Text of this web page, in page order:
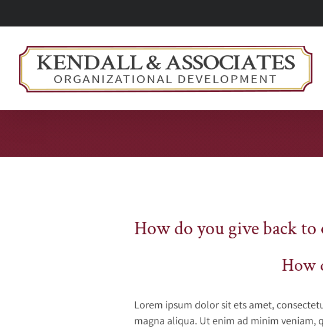
to
Larger
How do you give back to
How
Lorem ipsum dolor sit ets amet,
magna aliqua. Ut enim ad minim